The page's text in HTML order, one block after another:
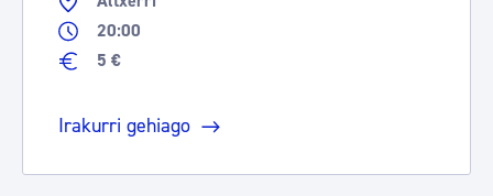
20:00
5 €
Irakurri gehiago